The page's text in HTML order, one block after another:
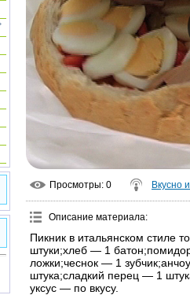
Просмотры: 0 Вкусно
Описание материала:
Пикник в итальянском стиле
штуки;хлеб — 1
ложки;чеснок — 1
штука;сладкий перец — 1
уксус — по вкусу.